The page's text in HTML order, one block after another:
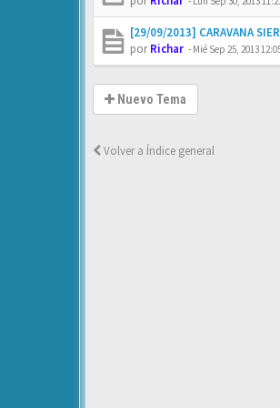
[29/09/2013] CARAVANA
porRichar - Mié Sep 25, 2013
Nuevo Tema
Volver a Índice general